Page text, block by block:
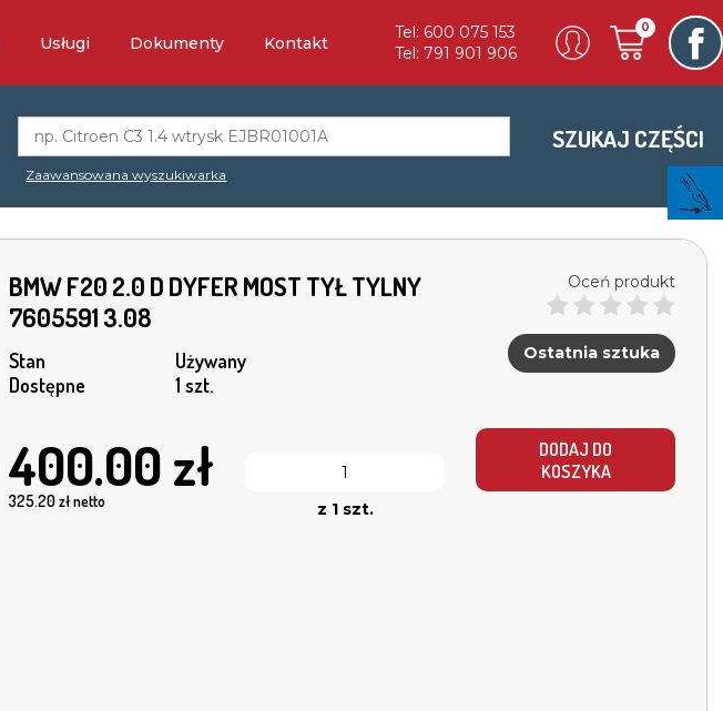
Usługi Dokumenty Kontakt
Tel: 600 075 153
Tel: 791 901 906
0
Zaawansowana wyszukiwarka
SZUKAJ CZĘŚCI
BMW F20 2.0 D DYFER MOST TYŁ TYLNY
7605591 3.08
Stan
Używany
Dostępne
1 szt.
Oceń produkt
Ostatnia sztuka
400.00 zł
325.20zł netto z 1 szt.
DODAJ DO
KOSZYKA